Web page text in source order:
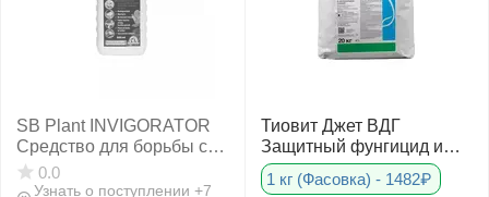
SB Plant INVIGORATOR
Средство для борьбы с
вредителями и
болезнями
0.0
Узнать о поступлении +7
Тиовит Джет ВДГ
Защитный фунгицид и
акарицид
1 кг (Фасовка) - 1482₽